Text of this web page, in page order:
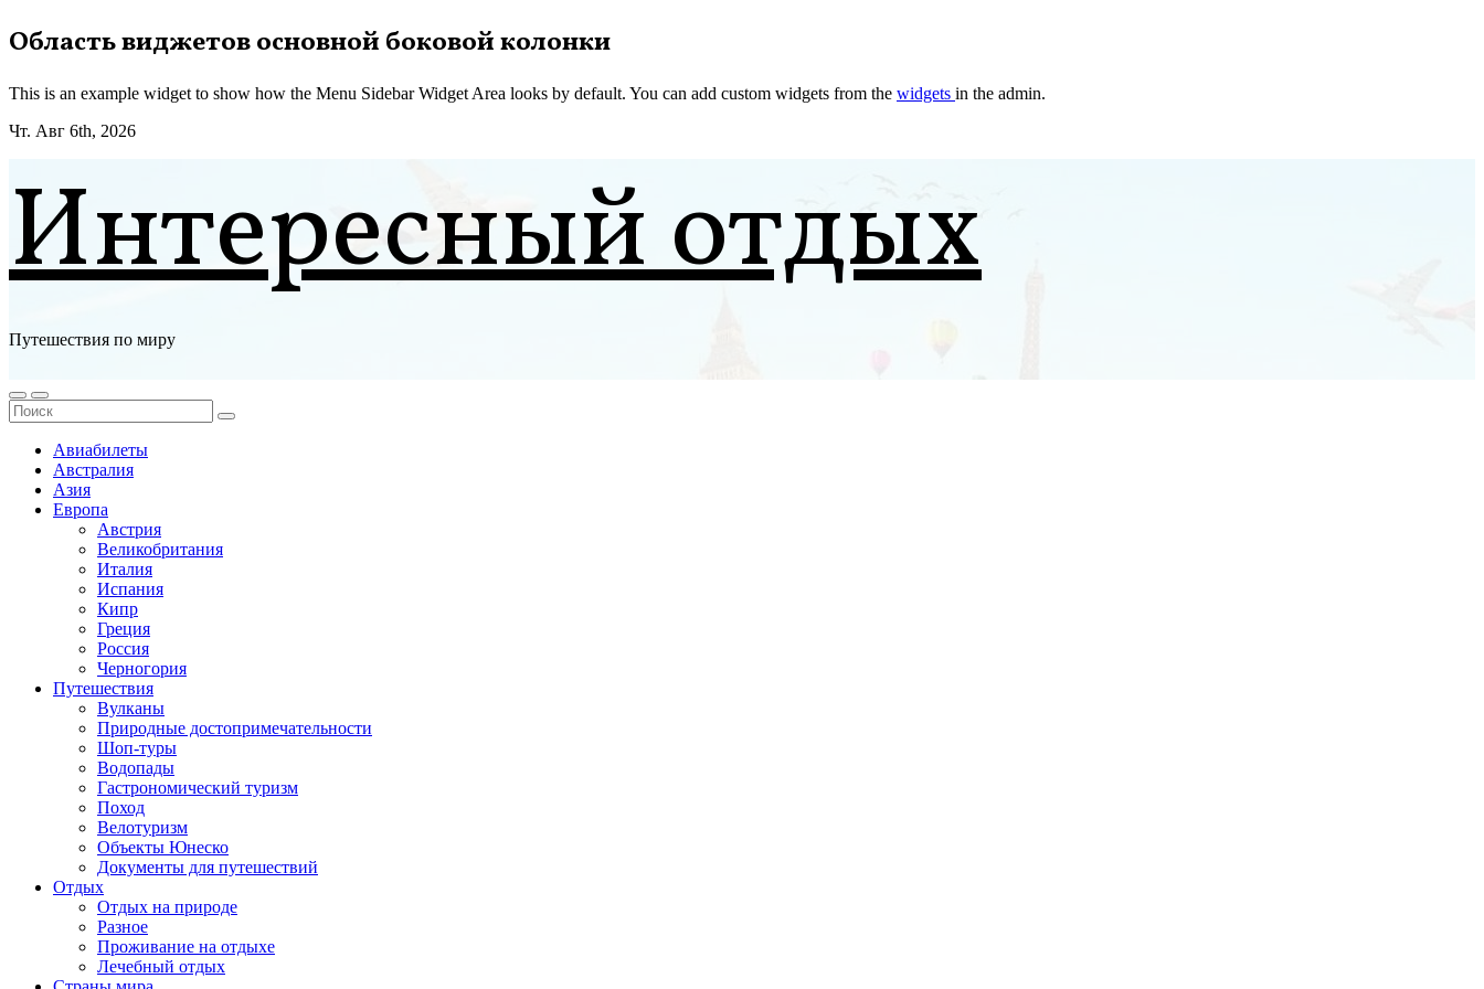
Перейти
к
Область виджетов основной боковой колонки
This is an example widget to show how the Menu Sidebar Widget Area looks by default. You can add custom widgets from the widgets in the admin.
Чт. Авг 6th, 2026
Интересный отдых
Путешествия по миру
Авиабилеты
Австралия
Азия
Европа
Австрия
Великобритания
Италия
Испания
Кипр
Греция
Россия
Черногория
Путешествия
Вулканы
Природные достопримечательности
Шоп-туры
Водопады
Гастрономический туризм
Поход
Велотуризм
Объекты Юнеско
Документы для путешествий
Отдых
Отдых на природе
Разное
Проживание на отдыхе
Лечебный отдых